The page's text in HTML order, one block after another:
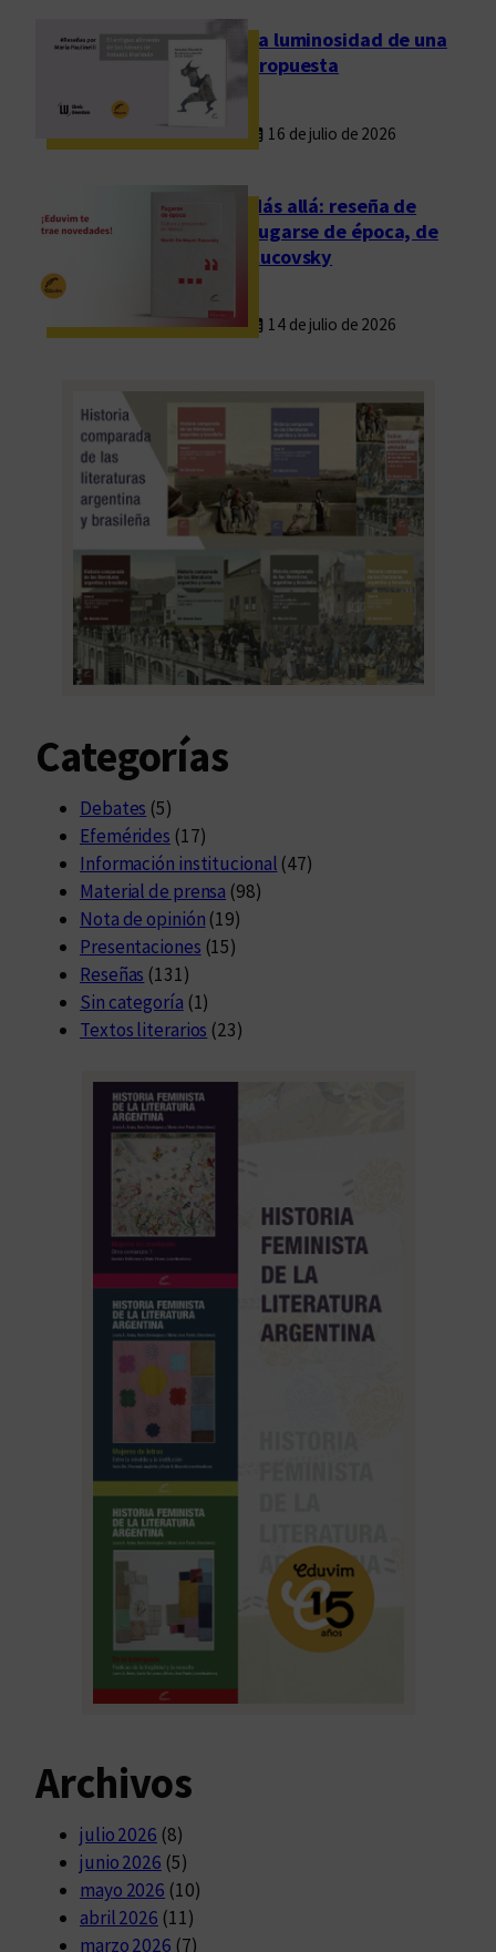
La luminosidad de una
propuesta
16 de julio de 2026
Más allá: reseña de
Fugarse de época, de
Rucovsky
14 de julio de 2026
Categorías
Debates (5)
Efemérides (17)
Información institucional (47)
Material de prensa (98)
Nota de opinión (19)
Presentaciones (15)
Reseñas (131)
Sin categoría (1)
Textos literarios (23)
Archivos
julio 2026 (8)
junio 2026 (5)
mayo 2026 (10)
abril 2026 (11)
marzo 2026 (7)